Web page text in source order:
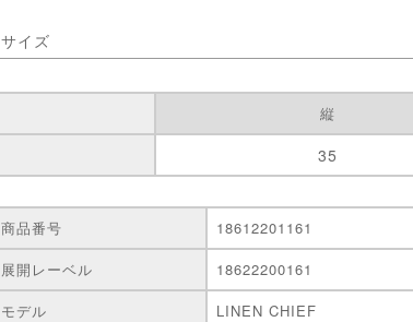
サイズ
縦
35
商品番号
18612201161
展開レーベル
18622200161
モデル
LINEN CHIEF